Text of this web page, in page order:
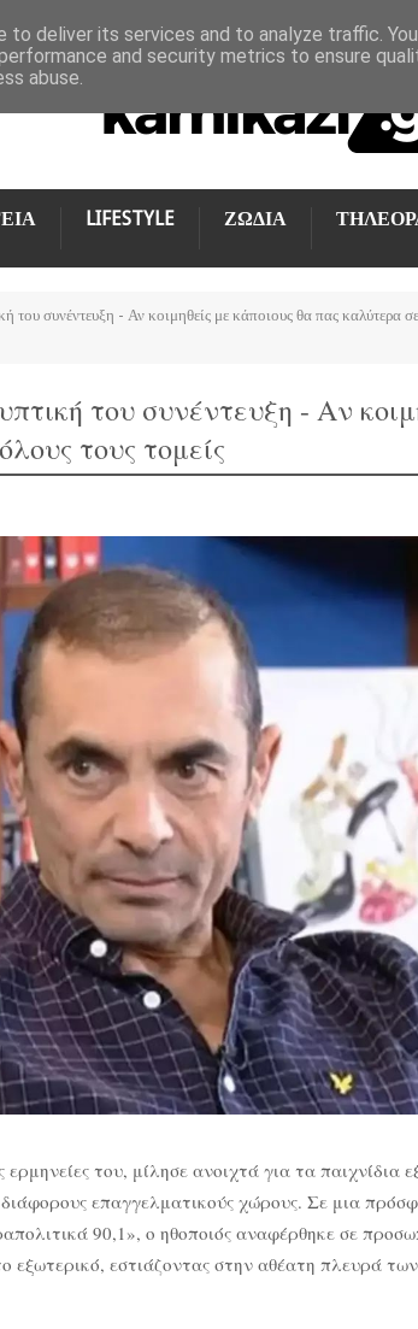
LIFESTYLE ΖΩΔΙΑ
του συνέντευξη - Αν κοιμηθείς με κάποιους θα πας καλύτερα
του συνέντευξη - Αν
τους τομείς
του, μίλησε ανοιχτά για τα παιχνίδια
επαγγελματικούς χώρους. Σε μια
90,1», ο ηθοποιός αναφέρθηκε σε
εξωτερικό, εστιάζοντας στην αθέατη πλευρά των
to deliver its services and to analyze traffic.
and security metrics to ensure
abuse.